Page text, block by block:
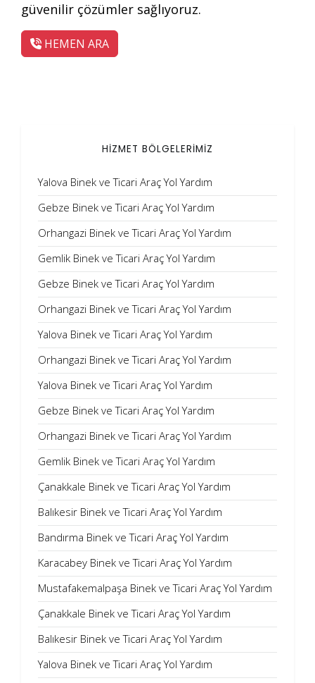
güvenilir çözümler sağlıyoruz.
HEMEN ARA
HİZMET BÖLGELERİMİZ
Yalova Binek ve Ticari Araç Yol Yardım
Gebze Binek ve Ticari Araç Yol Yardım
Orhangazi Binek ve Ticari Araç Yol Yardım
Gemlik Binek ve Ticari Araç Yol Yardım
Gebze Binek ve Ticari Araç Yol Yardım
Orhangazi Binek ve Ticari Araç Yol Yardım
Yalova Binek ve Ticari Araç Yol Yardım
Orhangazi Binek ve Ticari Araç Yol Yardım
Yalova Binek ve Ticari Araç Yol Yardım
Gebze Binek ve Ticari Araç Yol Yardım
Orhangazi Binek ve Ticari Araç Yol Yardım
Gemlik Binek ve Ticari Araç Yol Yardım
Çanakkale Binek ve Ticari Araç Yol Yardım
Balıkesir Binek ve Ticari Araç Yol Yardım
Bandırma Binek ve Ticari Araç Yol Yardım
Karacabey Binek ve Ticari Araç Yol Yardım
Mustafakemalpaşa Binek ve Ticari Araç Yol Yardım
Çanakkale Binek ve Ticari Araç Yol Yardım
Balıkesir Binek ve Ticari Araç Yol Yardım
Yalova Binek ve Ticari Araç Yol Yardım